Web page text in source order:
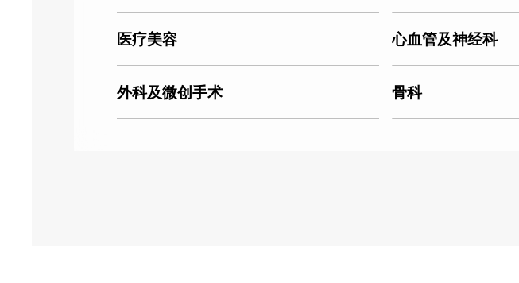
医疗美容 心血管及神经科
外科及微创手术 骨科